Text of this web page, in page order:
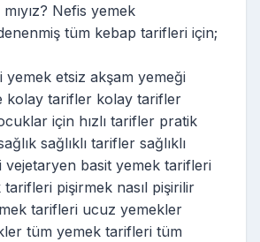
Nefis yemek
tüm kebap tarifleri için;
yemek etsiz akşam yemeği
kolay tarifler kolay tarifler
için hızlı tarifler pratik
sağlıklı tarifler sağlıklı
basit yemek tarifleri
pişirmek nasıl pişirilir
tarifleri ucuz yemekler
tüm yemek tarifleri tüm